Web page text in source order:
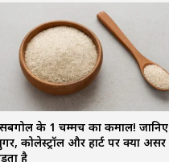
अभियान : हर गांव में बनेगा मुक्तिधाम,
बालिकाओं के लिए शौचालय; 6,855
तस्वीर
रामलला-बाबा विश्वनाथ के दर्शन को
श्रद्धालु: भारत गौरव ट्रेन को हरी
बोले—‘सपना हुआ साकार’
हाईलेवल समीक्षा: CM हेल्पलाइन,
एग्रीस्टैक पर फोकस, लापरवाही
के 1 चम्मच का कमाल! जानिए
कोलेस्ट्रॉल और हार्ट पर क्या असर
है